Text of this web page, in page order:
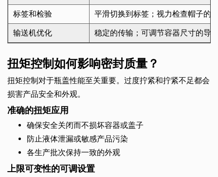
标签和检验 平滑切换到标签；视力检查帽子的
输送机优化 稳定的传输；可调节容器尺寸的导
扭矩控制如何影响密封质量？
扭矩控制对于瓶盖性能至关重要。过度拧紧和拧紧不足都会
损害产品安全和外观。
准确的扭矩应用
确保安全关闭而不损坏容器或盖子
防止液体泄漏或敏感产品污染
各生产批次保持一致的外观
上限可变性的可调设置